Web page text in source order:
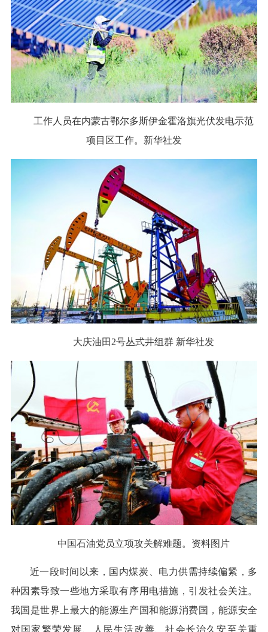
工作人员在内蒙古鄂尔多斯伊金霍洛旗光伏发电示范
项目区工作。新华社发
大庆油田2号丛式井组群 新华社发
中国石油党员立项攻关解难题。资料图片
近一段时间以来，国内煤炭、电力供需持续偏紧，多
种因素导致一些地方采取有序用电措施，引发社会关注。
我国是世界上最大的能源生产国和能源消费国，能源安全
对国家繁荣发展、人民生活改善、社会长治久安至关重